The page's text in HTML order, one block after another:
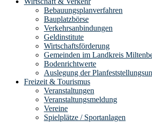
Bebauungsplanverfahren
Bauplatzbörse
Verkehrsanbindungen
Geldinstitute
Wirtschaftsförderung
Gemeinden im Landkreis
Bodenrichtwerte
Auslegung der
Freizeit & Tourismus
Veranstaltungen
Veranstaltungsmeldung
Vereine
Spielplätze / Sportanlagen